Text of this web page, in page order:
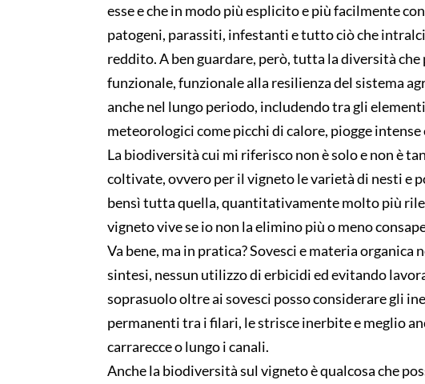
esse e che in modo più esplicito e più facilmente
patogeni, parassiti, infestanti e tutto ciò che
reddito. A ben guardare, però, tutta la diversità
funzionale, funzionale alla resilienza del sistema
anche nel lungo periodo, includendo tra gli
meteorologici come picchi di calore, piogge intense
La biodiversità cui mi riferisco non è solo e non è
coltivate, ovvero per il vigneto le varietà di nesti e
bensì tutta quella, quantitativamente molto più
vigneto vive se io non la elimino più o meno
Va bene, ma in pratica? Sovesci e materia
sintesi, nessun utilizzo di erbicidi ed evitando
soprasuolo oltre ai sovesci posso considerare gli
permanenti tra i filari, le strisce inerbite e meglio
carrarecce o lungo i canali.
Anche la biodiversità sul vigneto è qualcosa che